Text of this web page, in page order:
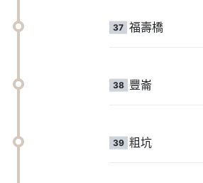
37 福壽橋
38 豐崙
39 粗坑